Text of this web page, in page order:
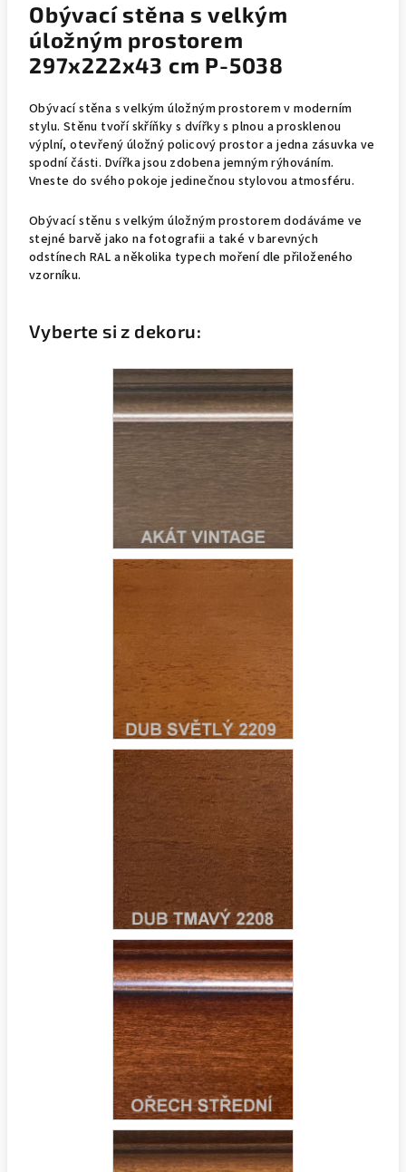
Obývací stěna s velkým
úložným prostorem
297x222x43 cm P-5038
Obývacístěna s velkým úložným prostorem v moderním
stylu. Stěnu tvoří skříňky s dvířky s plnou a prosklenou
výplní, otevřený úložný policový prostor a jedna zásuvka ve
spodní části. Dvířka jsou zdobena jemným rýhováním.
Vneste do svého pokoje jedinečnou stylovou atmosféru.
Obývací stěnu s velkým úložným prostorem dodáváme ve
stejné barvě jako na fotografii a také v barevných
odstínech RAL a několika typech moření dle přiloženého
vzorníku.
Vyberte si z dekoru: